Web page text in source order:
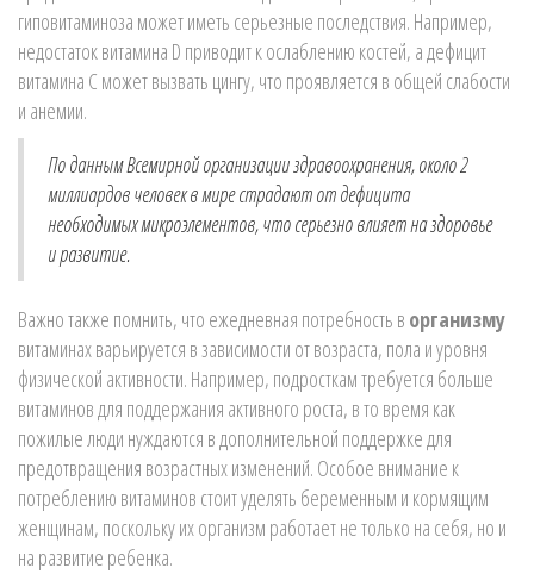
гиповитаминоза может иметь серьезные последствия. Например,
недостаток витамина D приводит к ослаблению костей, а дефицит
витамина C может вызвать цингу, что проявляется в общей слабости
и анемии.
По данным Всемирной организации здравоохранения, около 2
миллиардов человек в мире страдают от дефицита
необходимых микроэлементов, что серьезно влияет на здоровье
и развитие.
Важно также помнить, что ежедневная потребность в организму
витаминах варьируется в зависимости от возраста, пола и уровня
физической активности. Например, подросткам требуется больше
витаминов для поддержания активного роста, в то время как
пожилые люди нуждаются в дополнительной поддержке для
предотвращения возрастных изменений. Особое внимание к
потреблению витаминов стоит уделять беременным и кормящим
женщинам, поскольку их организм работает не только на себя, но и
на развитие ребенка.